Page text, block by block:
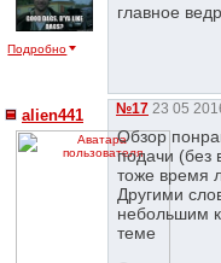
Подробно
главное
alien441 №17 23 05
Обзор
подачи (без
тоже время
Другими
небольшим
теме